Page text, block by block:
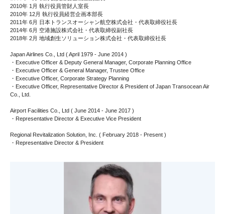
2010年 1月 執行役員管財人室長
2010年 12月 執行役員経営企画本部長
2011年 6月 日本トランスオーシャン航空株式会社・代表取締役社長
2014年 6月 空港施設株式会社・代表取締役副社長
2018年 2月 地域創生ソリューション株式会社・代表取締役社長
Japan Airlines Co., Ltd ( April 1979 - June 2014 )
・Executive Officer & Deputy General Manager, Corporate Planning Office
・Executive Officer & General Manager, Trustee Office
・Executive Officer, Corporate Strategy Planning
・Executive Officer, Representative Director & President of Japan Transocean Air
Co., Ltd.
Airport Facilities Co., Ltd ( June 2014 - June 2017 )
・Representative Director & Executive Vice President
Regional Revitalization Solution, Inc. ( February 2018 - Present )
・Representative Director & President